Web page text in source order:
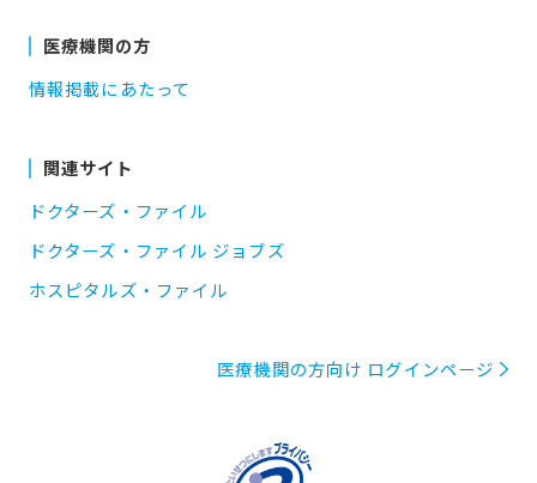
医療機関の方
情報掲載にあたって
関連サイト
ドクターズ・ファイル
ドクターズ・ファイル ジョブズ
ホスピタルズ・ファイル
医療機関の方向け ログインページ